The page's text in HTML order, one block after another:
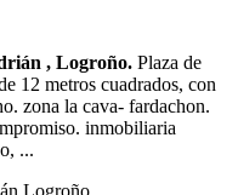
, Logroño. Plaza de
12 metros cuadrados, con
zona la cava- fardachon.
inmobiliaria
...